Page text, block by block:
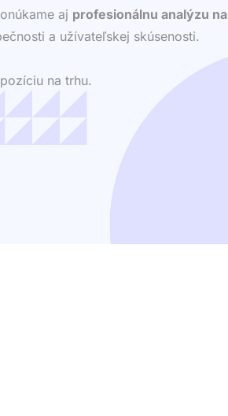
aj profesionálnu analýzu na
a užívateľskej skúsenosti.
na trhu.